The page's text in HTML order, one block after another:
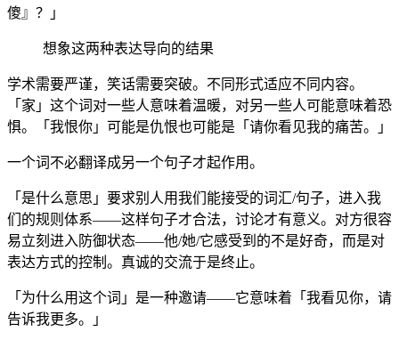
傻』？」
想象这两种表达导向的结果
学术需要严谨，笑话需要突破。不同形式适应不同内容。
「家」这个词对一些人意味着温暖，对另一些人可能意味着恐
惧。「我恨你」可能是仇恨也可能是「请你看见我的痛苦。」
一个词不必翻译成另一个句子才起作用。
「是什么意思」要求别人用我们能接受的词汇/句子，进入我
们的规则体系——这样句子才合法，讨论才有意义。对方很容
易立刻进入防御状态——他/她/它感受到的不是好奇，而是对
表达方式的控制。真诚的交流于是终止。
「为什么用这个词」是一种邀请——它意味着「我看见你，请
告诉我更多。」